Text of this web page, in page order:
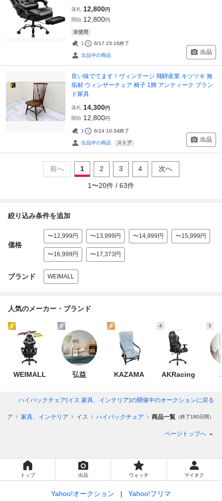
落札 12,800円
開始 12,800円
未使用
1 6/17 23:16終了
出品中の商品 出品
良い味でてます！ヴィンテージ 飛騨産業 キツツキ 無
垢材 ウィンザーチェア 椅子 1脚 アンティーク ブラン
ド家具
落札 14,300円
開始 12,800円
1 6/14 10:34終了
出品中の商品 ストア 出品
前へ 1 2 3 4 次へ
1 〜20件 / 63件
絞り込み条件を追加
価格
〜12,999円 〜13,999円 〜14,999円 〜15,999円
〜16,999円 〜17,373円
ブランド WEIMALL
人気のメーカー・ブランド
1
WEIMALL
2
弘益
3
KAZAMA
4
AKRacing
5
ハイバックチェア(イス 家具、インテリア)の開催中のオークションに戻る
ア 家具、インテリア イス ハイバックチェア 商品一覧 （終了180日間）
ページトップへ
トップ 出品 ウォッチ マイオク
Yahoo!オークション Yahoo!フリマ